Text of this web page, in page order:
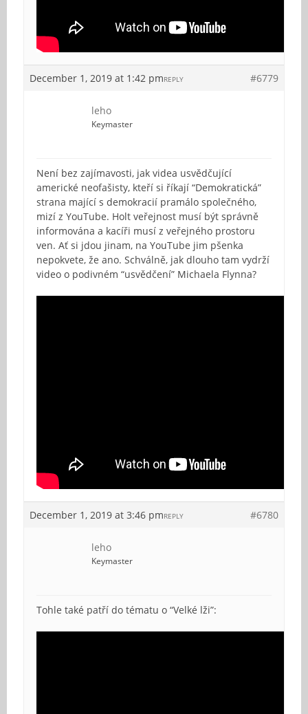
December 1, 2019 at 1:42 pm #6779
REPLY
leho
Keymaster
Není bez zajímavosti, jak videa usvědčující
americké neofašisty, kteří si říkají “Demokratická”
strana mající s demokracií pramálo společného,
mizí z YouTube. Holt veřejnost musí být správně
informována a kacíři musí z veřejného prostoru
ven. Ať si jdou jinam, na YouTube jim pšenka
nepokvete, že ano. Schválně, jak dlouho tam vydrží
video o podivném “usvědčení” Michaela Flynna?
December 1, 2019 at 3:46 pm #6780
REPLY
leho
Keymaster
Tohle také patří do tématu o “Velké lži”: